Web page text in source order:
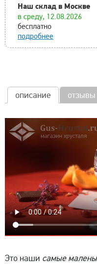
Наш склад в Москве
в среду, 12.08.2026
бесплатно
подробнее
описание
Это наши самые